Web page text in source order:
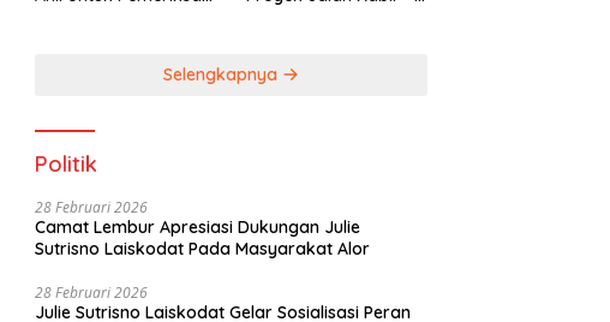
Selengkapnya
Politik
28 Februari 2026
Camat Lembur Apresiasi Dukungan Julie
Sutrisno Laiskodat Pada Masyarakat Alor
28 Februari 2026
Julie Sutrisno Laiskodat Gelar Sosialisasi Peran